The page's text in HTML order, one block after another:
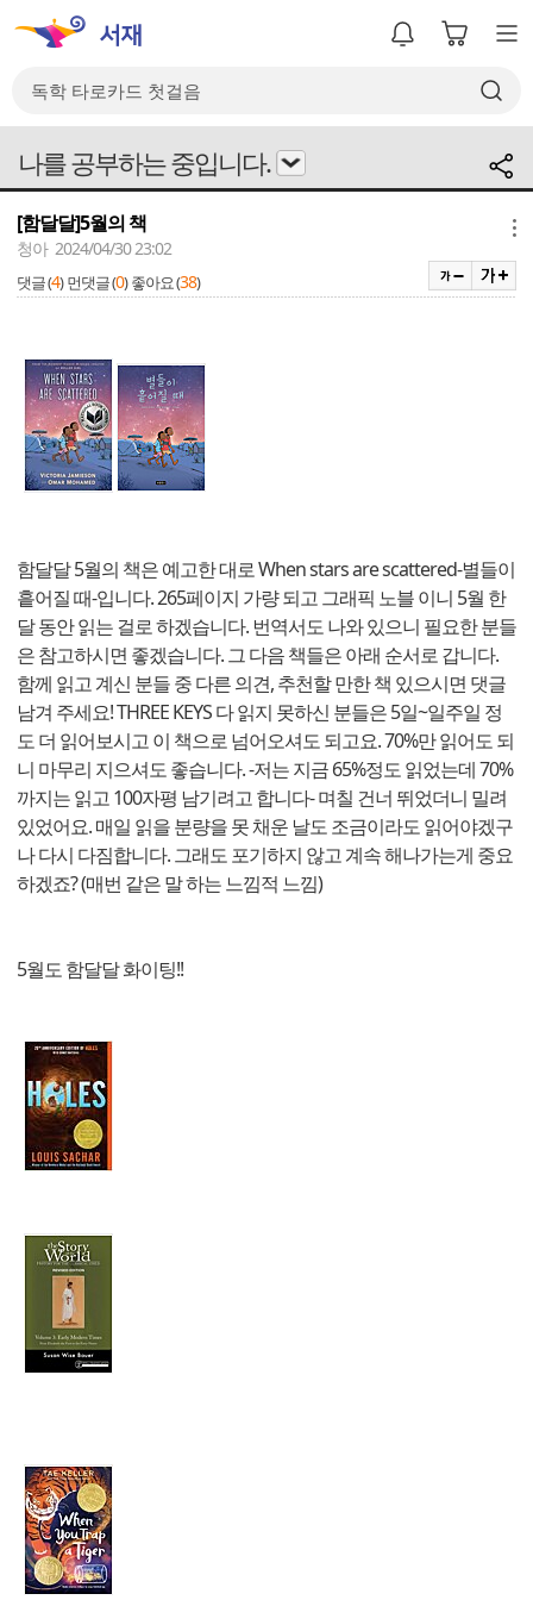
나를 공부하는 중입니다.
[함달달]5월의 책
청아 2024/04/30 23:02
댓글 (4) 먼댓글 (0) 좋아요 (38)
함달달 5월의 책은 예고한 대로 When stars are scattered-별들이
흩어질 때-입니다. 265페이지 가량 되고 그래픽 노블 이니 5월 한
달 동안 읽는 걸로 하겠습니다. 번역서도 나와 있으니 필요한 분들
은 참고하시면 좋겠습니다. 그 다음 책들은 아래 순서로 갑니다.
함께 읽고 계신 분들 중 다른 의견, 추천할 만한 책 있으시면 댓글
남겨 주세요! THREE KEYS 다 읽지 못하신 분들은 5일~일주일 정
도 더 읽어보시고 이 책으로 넘어오셔도 되고요. 70%만 읽어도 되
니 마무리 지으셔도 좋습니다. -저는 지금 65%정도 읽었는데 70%
까지는 읽고 100자평 남기려고 합니다- 며칠 건너 뛰었더니 밀려
있었어요. 매일 읽을 분량을 못 채운 날도 조금이라도 읽어야겠구
나 다시 다짐합니다. 그래도 포기하지 않고 계속 해나가는게 중요
하겠죠? (매번 같은 말 하는 느낌적 느낌)
5월도 함달달 화이팅!!